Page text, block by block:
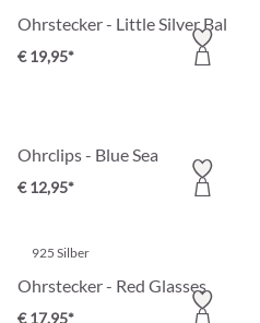
Ohrstecker - Little Silver Ball
€ 19,95*
Ohrclips - Blue Sea
€ 12,95*
925 Silber
Ohrstecker - Red Glasses
€ 17,95*